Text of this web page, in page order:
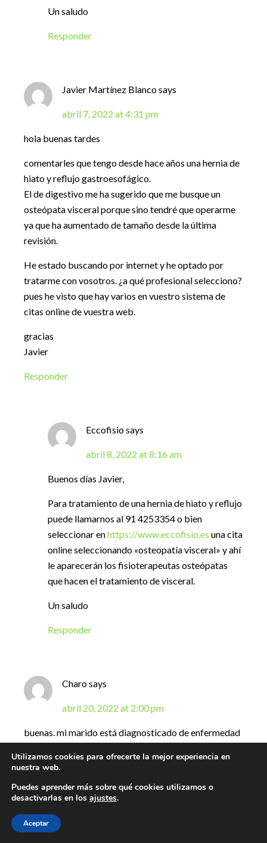
Un saludo
Responder
Javier Martínez Blancosays
abril 7, 2022 at 4:31 pm
hola buenas tardes
comentarles que tengo desde hace años una hernia de
hiato y reflujo gastroesofágico.
El de digestivo me ha sugerido que me busque un
osteópata visceral porque sino tendré que operarme
ya que ha aumentado de tamaño desde la última
revisión.
He estado buscando por internet y he optado por
tratarme con vosotros. ¿a qué profesional selecciono?
pues he visto que hay varios en vuestro sistema de
citas online de vuestra web.
gracias
Javier
Responder
Eccofisiosays
abril 8, 2022 at 8:16 am
Buenos días Javier,
Para tratamiento de una hernia de hiato y reflujo
puede llamarnos al 91 4253354 o bien
seleccionar enhttps://www.eccofisio.es una cita
online seleccionando «osteopatía visceral» y ahí
le aparecerán los fisioterapeutas osteópatas
que hacen el tratamiento de visceral.
Un saludo
Responder
Charosays
abril 20, 2022 at 2:00 pm
buenas. mi marido está diagnosticado de enfermedad
alguna ayuda?
Responder
Utilizamos cookies para ofrecerte la mejor experiencia en
nuestra web.
Puedes aprender más sobre qué cookies utilizamos o
desactivarlas en los ajustes.
Aceptar